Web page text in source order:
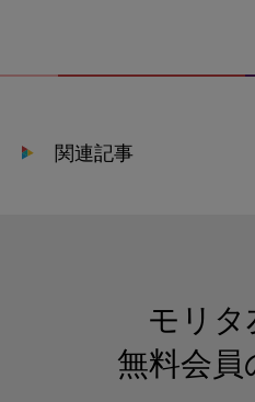
関連記事
モリタ
無料会員